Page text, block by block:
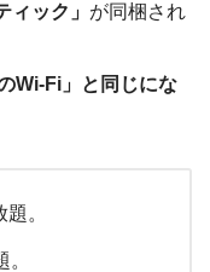
ィック」 が同梱され
Wi-Fi」と同じにな
。